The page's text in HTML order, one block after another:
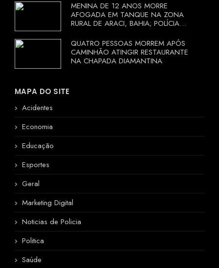
MENINA DE 12 ANOS MORRE
AFOGADA EM TANQUE NA ZONA
RURAL DE ARACI, BAHIA; POLÍCIA
QUATRO PESSOAS MORREM APÓS
CAMINHÃO ATINGIR RESTAURANTE
NA CHAPADA DIAMANTINA
MAPA DO SITE
Acidentes
Economia
Educação
Esportes
Geral
Marketing Digital
Noticias de Policia
Politica
Saúde